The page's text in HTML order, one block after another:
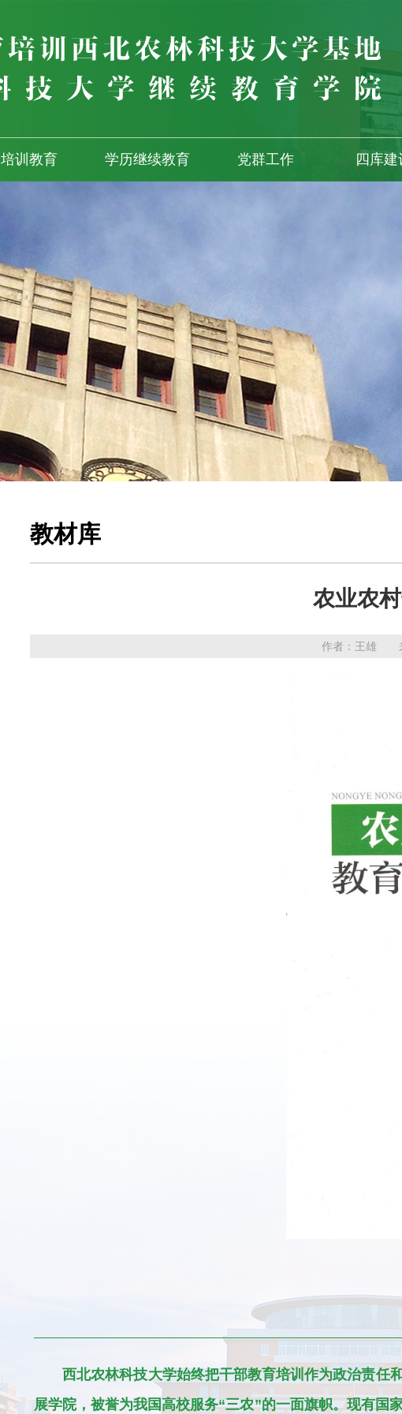
培训教育 学历继续教育 党群工作 四库建
教材库
农业农
作者：王雄
西北农林科技大学始终把干部教育培训作为政治责任和
展学院，被誉为我国高校服务“三农”的一面旗帜。现有国